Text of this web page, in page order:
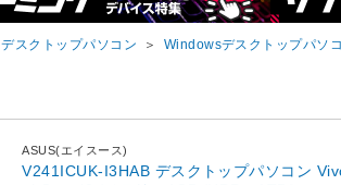
デスクトップパソコン ＞ Windowsデスクトップパソ
ASUS(エイスース)
V241ICUK-I3HAB デスクトップパソコン